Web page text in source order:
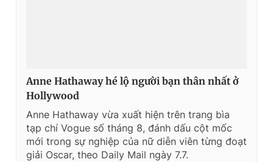
Anne Hathaway hé lộ người bạn thân nhất ở
Hollywood
Anne Hathaway vừa xuất hiện trên trang bìa
tạp chí Vogue số tháng 8, đánh dấu cột mốc
mới trong sự nghiệp của nữ diễn viên từng đoạt
giải Oscar, theo Daily Mail ngày 7.7.